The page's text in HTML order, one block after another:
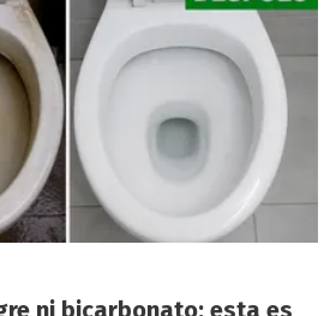
ni bicarbonato: esta es